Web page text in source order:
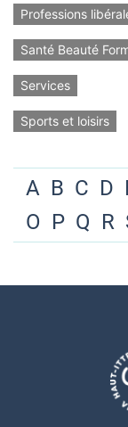
Professions
Santé Beauté
Services
Sports et loisirs
A B C D
O P Q R